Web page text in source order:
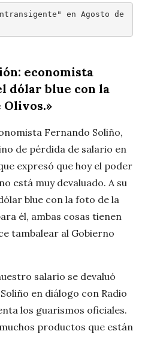
en Agosto de
economista
dólar blue con la
Olivos.»
Fernando Soliño,
de pérdida de salario en
expresó que hoy el poder
está muy devaluado. A su
blue con la foto de la
él, ambas cosas tienen
tambalear al Gobierno
salario se devaluó
en diálogo con Radio
los guarismos oficiales.
productos que están